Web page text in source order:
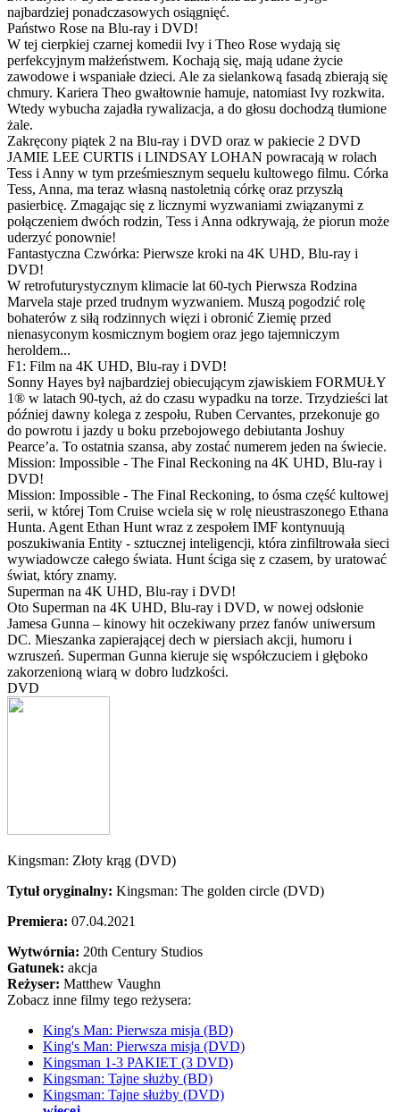
najbardziej ponadczasowych osiągnięć.
Państwo Rose na Blu-ray i DVD!
W tej cierpkiej czarnej komedii Ivy i Theo Rose wydają się
perfekcyjnym małżeństwem. Kochają się, mają udane życie
zawodowe i wspaniałe dzieci. Ale za sielankową fasadą zbierają się
chmury. Kariera Theo gwałtownie hamuje, natomiast Ivy rozkwita.
Wtedy wybucha zajadła rywalizacja, a do głosu dochodzą tłumione
żale.
Zakręcony piątek 2 na Blu-ray i DVD oraz w pakiecie 2 DVD
JAMIE LEE CURTIS i LINDSAY LOHAN powracają w rolach
Tess i Anny w tym prześmiesznym sequelu kultowego filmu. Córka
Tess, Anna, ma teraz własną nastoletnią córkę oraz przyszłą
pasierbicę. Zmagając się z licznymi wyzwaniami związanymi z
połączeniem dwóch rodzin, Tess i Anna odkrywają, że piorun może
uderzyć ponownie!
Fantastyczna Czwórka: Pierwsze kroki na 4K UHD, Blu-ray i
DVD!
W retrofuturystycznym klimacie lat 60-tych Pierwsza Rodzina
Marvela staje przed trudnym wyzwaniem. Muszą pogodzić rolę
bohaterów z siłą rodzinnych więzi i obronić Ziemię przed
nienasyconym kosmicznym bogiem oraz jego tajemniczym
heroldem...
F1: Film na 4K UHD, Blu-ray i DVD!
Sonny Hayes był najbardziej obiecującym zjawiskiem FORMUŁY
1® w latach 90-tych, aż do czasu wypadku na torze. Trzydzieści lat
później dawny kolega z zespołu, Ruben Cervantes, przekonuje go
do powrotu i jazdy u boku przebojowego debiutanta Joshuy
Pearce’a. To ostatnia szansa, aby zostać numerem jeden na świecie.
Mission: Impossible - The Final Reckoning na 4K UHD, Blu-ray i
DVD!
Mission: Impossible - The Final Reckoning, to ósma część kultowej
serii, w której Tom Cruise wciela się w rolę nieustraszonego Ethana
Hunta. Agent Ethan Hunt wraz z zespołem IMF kontynuują
poszukiwania Entity - sztucznej inteligencji, która zinfiltrowała sieci
wywiadowcze całego świata. Hunt ściga się z czasem, by uratować
świat, który znamy.
Superman na 4K UHD, Blu-ray i DVD!
Oto Superman na 4K UHD, Blu-ray i DVD, w nowej odsłonie
Jamesa Gunna – kinowy hit oczekiwany przez fanów uniwersum
DC. Mieszanka zapierającej dech w piersiach akcji, humoru i
wzruszeń. Superman Gunna kieruje się współczuciem i głęboko
zakorzenioną wiarą w dobro ludzkości.
DVD
Kingsman: Złoty krąg (DVD)
Tytuł oryginalny: Kingsman: The golden circle (DVD)
Premiera: 07.04.2021
Wytwórnia: 20th Century Studios
Gatunek: akcja
Reżyser: Matthew Vaughn
Zobacz inne filmy tego reżysera:
King's Man: Pierwsza misja (BD)
King's Man: Pierwsza misja (DVD)
Kingsman 1-3 PAKIET (3 DVD)
Kingsman: Tajne służby (BD)
Kingsman: Tajne służby (DVD)